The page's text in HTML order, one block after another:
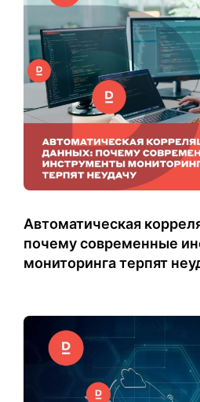
Автоматическая
почему современные
мониторинга терпят